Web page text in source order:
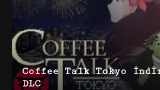
Coffee Talk Tokyo
DLC